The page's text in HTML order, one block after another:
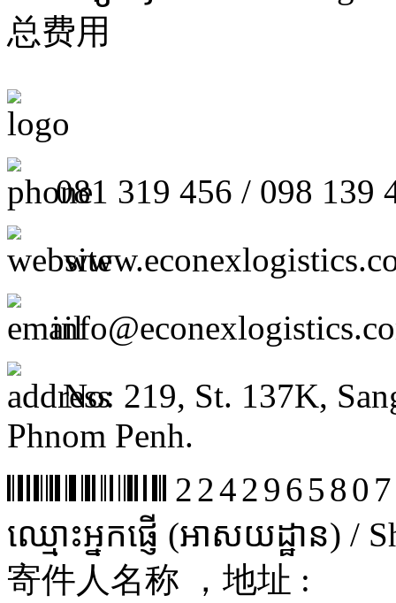
总费用
081 319 456 / 098 139
No: 219, St. 137K,
Phnom Penh.
2242965807
ឈ្មោះអ្នកផ្ញើ (អាសយដ្ឋាន) /
寄件人名称 ，地址 :